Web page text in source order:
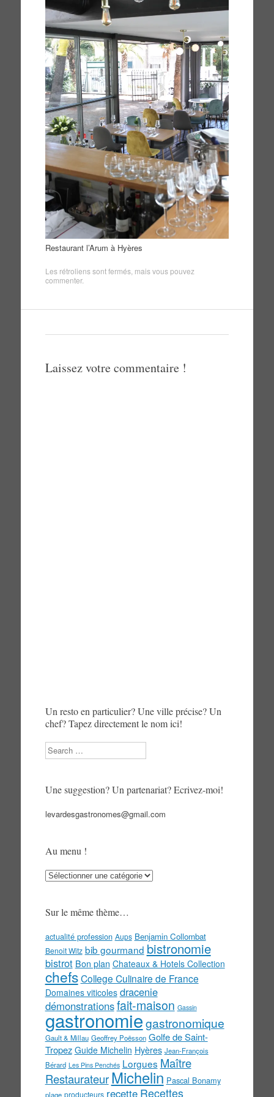
Restaurant l’Arum à Hyères
Les rétroliens sont fermés, mais vous pouvez
commenter.
Laissez votre commentaire !
Un resto en particulier? Une ville précise? Un
chef? Tapez directement le nom ici!
Search
Une suggestion? Un partenariat? Ecrivez-moi!
levardesgastronomes@gmail.com
Au menu !
Au
Sur le même thème…
actualité profession Aups Benjamin Collombat
Benoit Witz bib gourmand bistronomie
bistrot Bon plan Chateaux & Hotels Collection
chefs College Culinaire de France
Domaines viticoles dracenie
démonstrationsfait-maison Gassin
gastronomiegastronomique
Gault & Millau Geoffrey Poësson Golfe de Saint-
Tropez Guide Michelin Hyères Jean-François
Bérard Les Pins Penchés Lorgues Maître
Restaurateur Michelin Pascal Bonamy
plage producteurs recette Recettes